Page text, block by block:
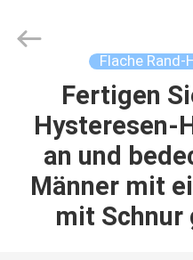
HAUS
PRODUKTE
ÜBER
Ltd..
Flache
Fertigen
Hysteresen-
an und
Männer mit
mit